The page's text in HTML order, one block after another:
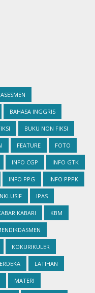
ASESMEN
BAHASA INGGRIS
BUKU NON FIKSI
FEATURE FOTO
INFO CGP INFO GTK
INFO PPG INFO PPPK
IPAS
KABARI KBM
KOKURIKULER
LATIHAN
MATERI